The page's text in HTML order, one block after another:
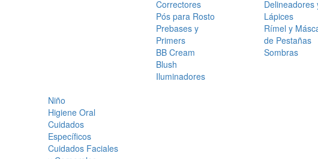
Correctores
Pós para Rosto
Prebases y
Primers
BB Cream
Blush
Iluminadores
Delineadores
Lápices
Rímel y
de Pestañas
Sombras
Niño
Higiene Oral
Cuidados
Específicos
Cuidados Faciales